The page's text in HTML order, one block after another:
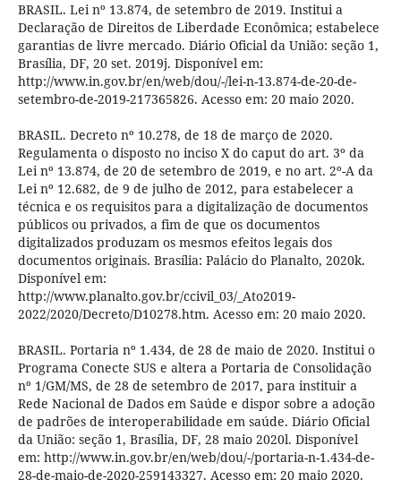
BRASIL. Lei nº 13.874, de setembro de 2019. Institui a
Declaração de Direitos de Liberdade Econômica; estabelece
garantias de livre mercado. Diário Oficial da União: seção 1,
Brasília, DF, 20 set. 2019j. Disponível em:
http://www.in.gov.br/en/web/dou/-/lei-n-13.874-de-20-de-
setembro-de-2019-217365826. Acesso em: 20 maio 2020.
BRASIL. Decreto nº 10.278, de 18 de março de 2020.
Regulamenta o disposto no inciso X do caput do art. 3º da
Lei nº 13.874, de 20 de setembro de 2019, e no art. 2º-A da
Lei nº 12.682, de 9 de julho de 2012, para estabelecer a
técnica e os requisitos para a digitalização de documentos
públicos ou privados, a fim de que os documentos
digitalizados produzam os mesmos efeitos legais dos
documentos originais. Brasília: Palácio do Planalto, 2020k.
Disponível em:
http://www.planalto.gov.br/ccivil_03/_Ato2019-
2022/2020/Decreto/D10278.htm. Acesso em: 20 maio 2020.
BRASIL. Portaria nº 1.434, de 28 de maio de 2020. Institui o
Programa Conecte SUS e altera a Portaria de Consolidação
nº 1/GM/MS, de 28 de setembro de 2017, para instituir a
Rede Nacional de Dados em Saúde e dispor sobre a adoção
de padrões de interoperabilidade em saúde. Diário Oficial
da União: seção 1, Brasília, DF, 28 maio 2020l. Disponível
em: http://www.in.gov.br/en/web/dou/-/portaria-n-1.434-de-
28-de-maio-de-2020-259143327. Acesso em: 20 maio 2020.